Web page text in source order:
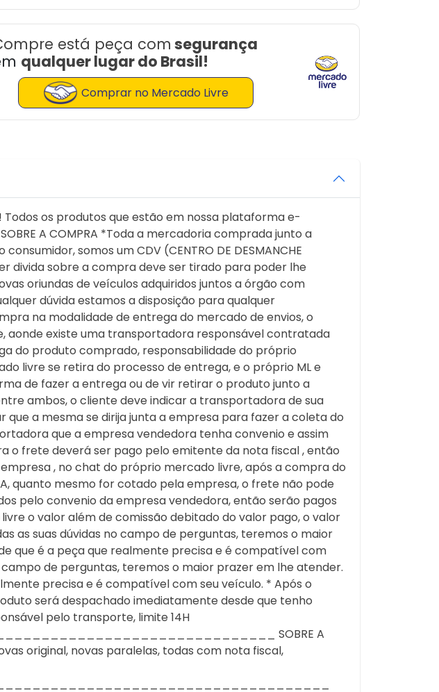
está peça com segurança
qualquer lugar do Brasil!
Comprar no Mercado Livre
Todos os produtos que estão em nossa plataforma e-
A COMPRA *Toda a mercadoria comprada junto a
somos um CDV (CENTRO DE DESMANCHE
divida sobre a compra deve ser tirado para poder lhe
oriundas de veículos adquiridos juntos a órgão com
dúvida estamos a disposição para qualquer
na modalidade de entrega do mercado de envios, o
existe uma transportadora responsável contratada
do produto comprado, responsabilidade do próprio
livre se retira do processo de entrega, e o próprio ML e
de fazer a entrega ou de vir retirar o produto junto a
ambos, o cliente deve indicar a transportadora de sua
a mesma se dirija junta a empresa para fazer a coleta do
que a empresa vendedora tenha convenio e assim
o frete deverá ser pago pelo emitente da nota fiscal , então
, no chat do próprio mercado livre, após a compra do
quanto mesmo for cotado pela empresa, o frete não pode
pelo convenio da empresa vendedora, então serão pagos
o valor além de comissão debitado do valor pago, o valor
as suas dúvidas no campo de perguntas, teremos o maior
que é a peça que realmente precisa e é compatível com
campo de perguntas, teremos o maior prazer em lhe atender.
precisa e é compatível com seu veículo. * Após o
será despachado imediatamente desde que tenho
pelo transporte, limite 14H
SOBRE A
original, novas paralelas, todas com nota fiscal,